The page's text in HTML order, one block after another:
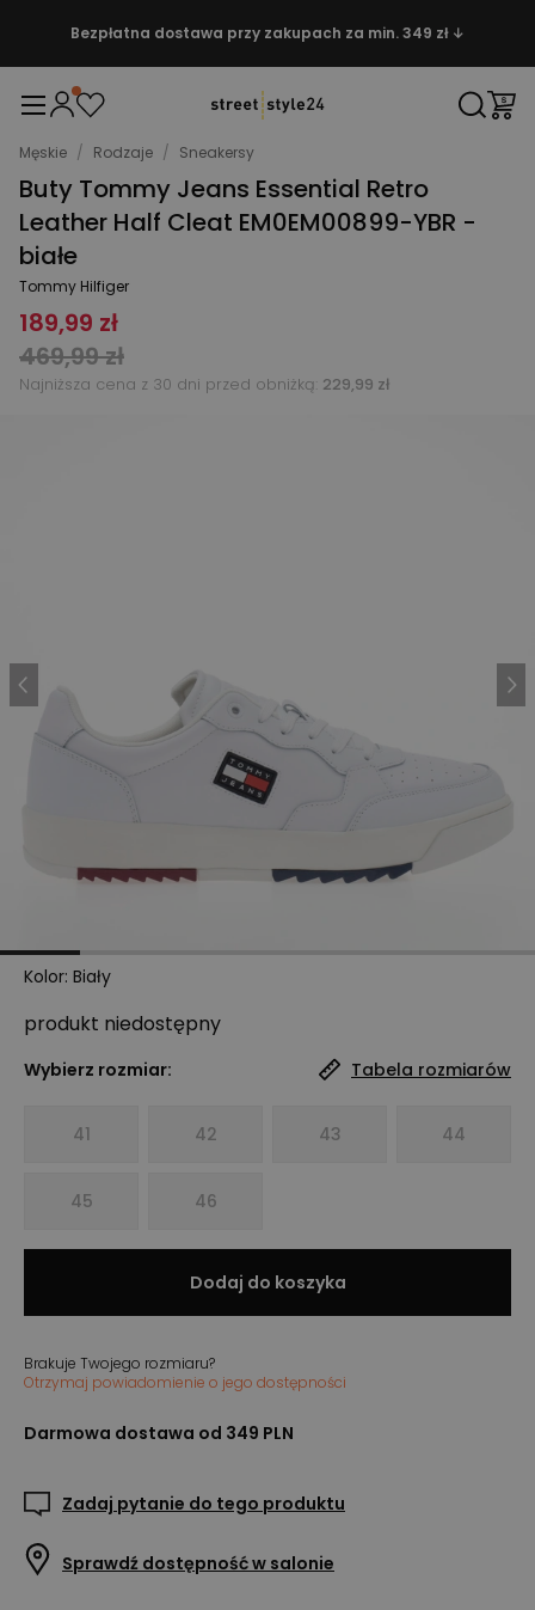
Bezpłatna dostawa przy zakupach za min. 349 zł ↓
Męskie / Rodzaje / Sneakersy
Buty Tommy Jeans Essential Retro
Leather Half Cleat EM0EM00899-YBR -
białe
Tommy Hilfiger
189,99 zł
469,99 zł
Najniższa cena z 30 dni przed obniżką: 229,99 zł
Kolor: Biały
produkt niedostępny
Wybierz rozmiar: Tabela rozmiarów
41 42 43 44
45 46
Dodaj do koszyka
Brakuje Twojego rozmiaru?
Otrzymaj powiadomienie o jego dostępności
Darmowa dostawa od 349 PLN
Zadaj pytanie do tego produktu
Sprawdź dostępność w salonie